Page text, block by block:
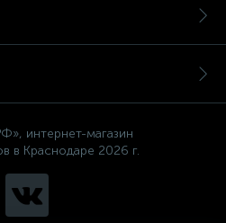
интернет-магазин
в Краснодаре 2026 г.